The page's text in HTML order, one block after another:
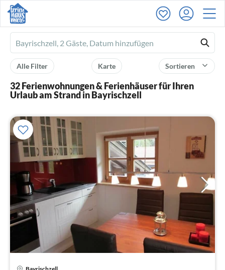
Ferienhausmiete
logo
Sortieren
Karte
Alle Filter
32 Ferienwohnungen & Ferienhäuser für Ihren
Urlaub am Strand in Bayrischzell